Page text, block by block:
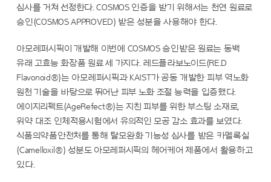
심사를 거쳐 선정한다. COSMOS 인증을 받기 위해서는 천연 원료로
승인(COSMOS APPROVED) 받은 성분을 사용해야 한다.
아모레퍼시픽이 개발해 이번에 COSMOS 승인받은 원료는 동백
유래 고효능 화장품 원료 세 가지다. 레드플라보노이드(RE.D
Flavonoid®)는 아모레퍼시픽과 KAIST가 공동 개발한 피부 역노화
원천 기술을 바탕으로 뛰어난 피부 노화 조절 능력을 입증했다.
에이지리펙트(AgeRefect®)는 지친 피부를 위한 부스팅 소재로,
위약 대조 인체적용시험에서 유의적인 모공 감소 효과를 보였다.
식품의약품안전처를 통해 탈모완화 기능성 심사를 받은 카멜록실
(Camelloxil®) 성분도 아모레퍼시픽의 헤어케어 제품에서 활용하고
있다.